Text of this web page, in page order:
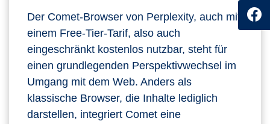
Der Comet‑Browser von Perplexity, auch mit
einem Free-Tier-Tarif, also auch
eingeschränkt kostenlos nutzbar, steht für
einen grundlegenden Perspektivwechsel im
Umgang mit dem Web. Anders als
klassische Browser, die Inhalte lediglich
darstellen, integriert Comet eine